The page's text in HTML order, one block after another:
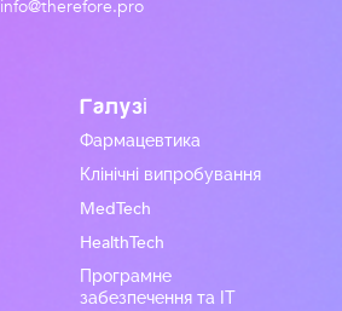
info@therefore.pro
Галузі
Фармацевтика
Клінічні випробування
MedTech
HealthTech
Програмне
забезпечення та ІТ